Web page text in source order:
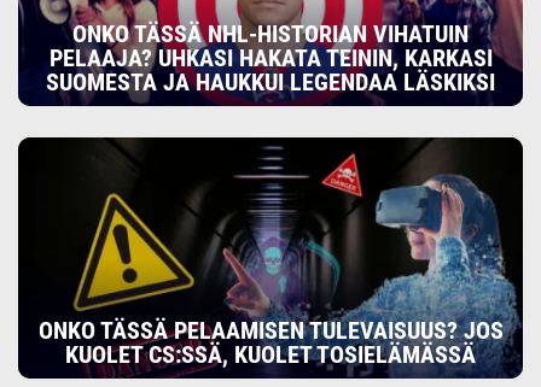
ONKO TÄSSÄ NHL-HISTORIAN VIHATUIN
PELAAJA? UHKASI HAKATA TEININ, KARKASI
SUOMESTA JA HAUKKUI LEGENDAA LÄSKIKSI
ONKO TÄSSÄ PELAAMISEN TULEVAISUUS? JOS
KUOLET CS:SSÄ, KUOLET TOSIELÄMÄSSÄ